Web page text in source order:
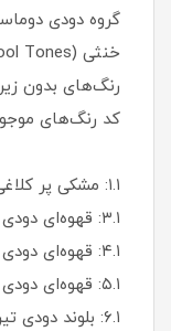
گروه دودی
رنگ‌های بدون
کد رنگ‌های
۱.۱: مشکی پر کلاغی (Black Blue)
۳.۱: قهوه‌ای دودی تیره (Dark Brown Cendre)
۴.۱: قهوه‌ای دودی متوسط (Medium Brown Cendre)
۵.۱: قهوه‌ای دودی روشن (Light Brown Cendre)
۶.۱: بلوند دودی تیره (Dark Blonde Cendre)